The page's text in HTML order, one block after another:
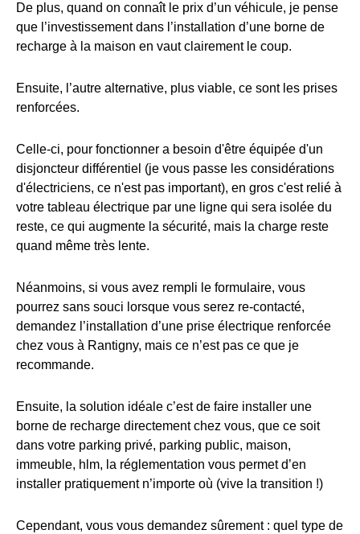
De plus, quand on connaît le prix d’un véhicule, je pense
que l’investissement dans l’installation d’une borne de
recharge à la maison en vaut clairement le coup.
Ensuite, l’autre alternative, plus viable, ce sont les prises
renforcées.
Celle-ci, pour fonctionner a besoin d'être équipée d'un
disjoncteur différentiel (je vous passe les considérations
d'électriciens, ce n'est pas important), en gros c'est relié à
votre tableau électrique par une ligne qui sera isolée du
reste, ce qui augmente la sécurité, mais la charge reste
quand même très lente.
Néanmoins, si vous avez rempli le formulaire, vous
pourrez sans souci lorsque vous serez re-contacté,
demandez l’installation d’une prise électrique renforcée
chez vous à Rantigny, mais ce n’est pas ce que je
recommande.
Ensuite, la solution idéale c’est de faire installer une
borne de recharge directement chez vous, que ce soit
dans votre parking privé, parking public, maison,
immeuble, hlm, la réglementation vous permet d’en
installer pratiquement n’importe où (vive la transition !)
Cependant, vous vous demandez sûrement : quel type de